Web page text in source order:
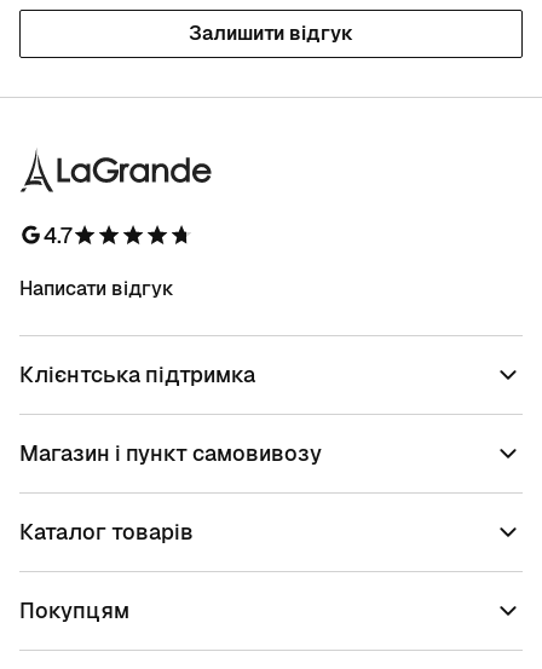
Залишити відгук
4.7
Написати відгук
Клієнтська підтримка
Магазин і пункт самовивозу
Каталог товарів
Покупцям